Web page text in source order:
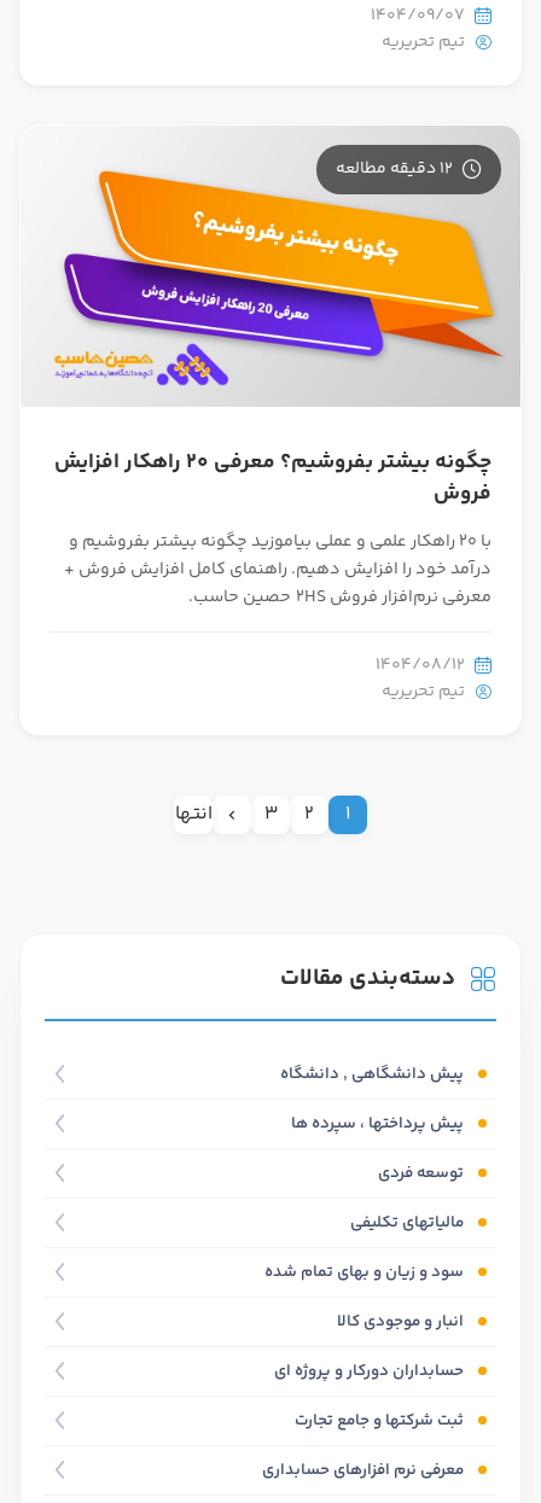
1404/09/07
تیم تحریریه
12 دقیقه مطالعه
چگونه بیشتر بفروشیم؟ معرفی 20 راهکار افزایش
فروش
با 20 راهکار علمی و عملی بیاموزید چگونه بیشتر بفروشیم و
درآمد خود را افزایش دهیم. راهنمای کامل افزایش فروش +
معرفی نرم‌افزار فروش 2HS حصین حاسب.
1404/08/12
تیم تحریریه
1
2
3 انتها
دسته‌بندی مقالات
پیش دانشگاهی , دانشگاه
پیش پرداختها ، سپرده ها
توسعه فردی
مالیاتهای تکلیفی
سود و زیان و بهای تمام شده
انبار و موجودی کالا
حسابداران دورکار و پروژه ای
ثبت شرکتها و جامع تجارت
معرفی نرم افزارهای حسابداری